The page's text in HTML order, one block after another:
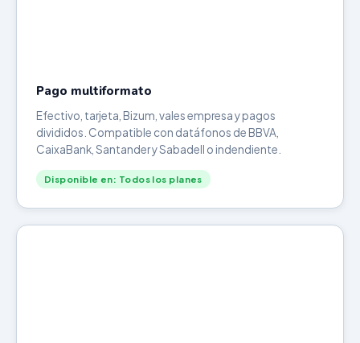
Pago multiformato
Efectivo, tarjeta, Bizum, vales empresa y pagos
divididos. Compatible con datáfonos de BBVA,
CaixaBank, Santander y Sabadell o indendiente.
Disponible en: Todos los planes